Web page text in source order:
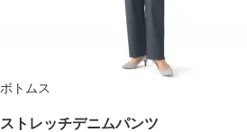
ボトムス
ストレッチデニムパンツ